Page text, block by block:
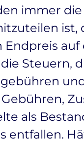
immer
ist,
Endpreis auf
Steuern,
als
entfallen.